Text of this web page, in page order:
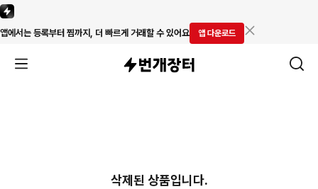
앱에서는 등록부터 찜까지, 더 빠르게 거래할 수 있어요 앱 다운로드
삭제된 상품입니다.